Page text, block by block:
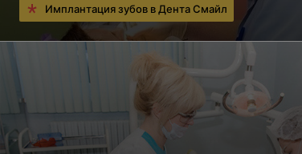
Имплантация зубов в Дента Смайл